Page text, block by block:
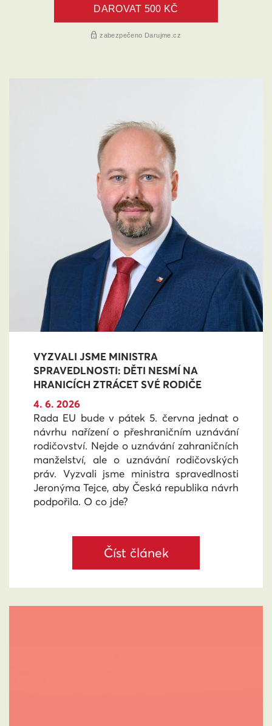
VYZVALI JSME MINISTRA
SPRAVEDLNOSTI: DĚTI NESMÍ NA
HRANICÍCH ZTRÁCET SVÉ RODIČE
4. 6. 2026
Rada EU bude v pátek 5. června jednat o
návrhu nařízení o přeshraničním uznávání
rodičovství. Nejde o uznávání zahraničních
manželství, ale o uznávání rodičovských
práv. Vyzvali jsme ministra spravedlnosti
Jeronýma Tejce, aby Česká republika návrh
podpořila. O co jde?
Číst článek